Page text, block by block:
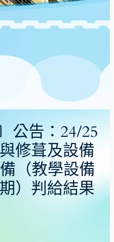
公告：24/25
修葺及設備
（教學設備
）判給結果